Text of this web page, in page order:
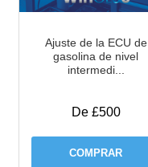
Ajuste de la ECU de
gasolina de nivel
intermedi...
De £500
COMPRAR